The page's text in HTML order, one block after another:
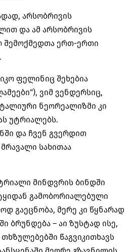
არსობრივის
და ამ არსობრივის
ერთ-ერთი
ფელინიც შეხებია
ვიმ ვენდერსიც,
ნეორეალიზმი კი
უტრიალებს.
და ჩვენ გვერდით
სახითაა
ტრიალი მინდვრის ბინდში
გამობორიალებული
გაეცნობა, მერე კი წყნარად
ბრუნდება – აი ზუსტად ისე,
წაგვიკითხავს